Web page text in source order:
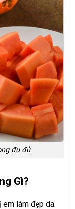
đu đủ
Gì?
làm đẹp da.